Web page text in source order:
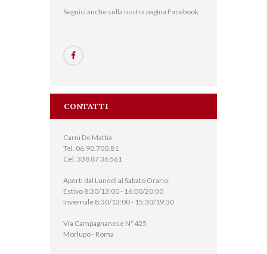
Seguici anche sulla nostra pagina Facebook
CONTATTI
Carni De Mattia
Tel. 06.90.700.81
Cel. 338 87 36 561
Aperti dal Lunedì al Sabato Orario:
Estivo 8:30/13:00 - 16:00/20:00
Invernale 8:30/13:00 - 15:30/19:30
Via Campagnanese N°425
Morlupo - Roma